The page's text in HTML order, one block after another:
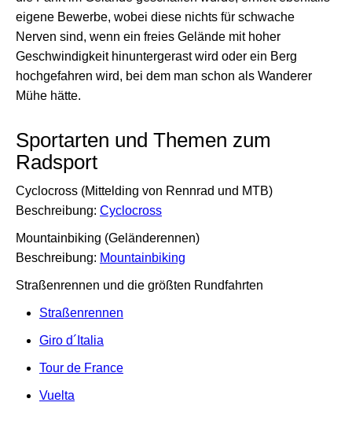
eigene Bewerbe, wobei diese nichts für schwache
Nerven sind, wenn ein freies Gelände mit hoher
Geschwindigkeit hinuntergerast wird oder ein Berg
hochgefahren wird, bei dem man schon als Wanderer
Mühe hätte.
Sportarten und Themen zum
Radsport
Cyclocross (Mittelding von Rennrad und MTB)
Beschreibung: Cyclocross
Mountainbiking (Geländerennen)
Beschreibung: Mountainbiking
Straßenrennen und die größten Rundfahrten
Straßenrennen
Giro d´Italia
Tour de France
Vuelta